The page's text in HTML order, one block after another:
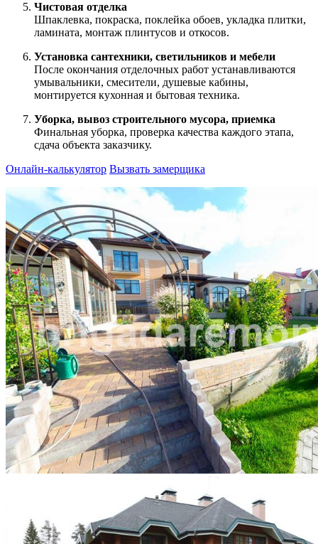
Чистовая отделка
Шпаклевка, покраска, поклейка обоев, укладка плитки,
ламината, монтаж плинтусов и откосов.
Установка сантехники, светильников и мебели
После окончания отделочных работ устанавливаются
умывальники, смесители, душевые кабины,
монтируется кухонная и бытовая техника.
Уборка, вывоз строительного мусора, приемка
Финальная уборка, проверка качества каждого этапа,
сдача объекта заказчику.
Онлайн-калькулятор Вызвать замерщика